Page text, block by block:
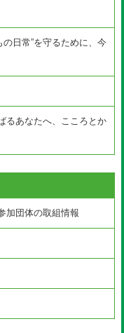
日常”を守るために、今
るあなたへ、こころとか
加団体の取組情報